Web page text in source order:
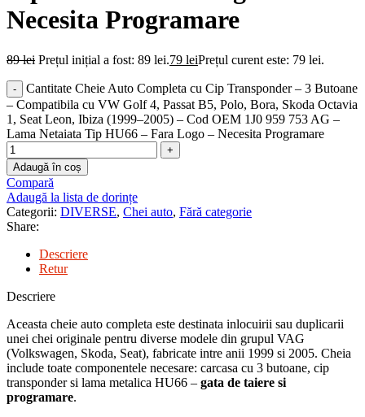
Necesita Programare
89lei Prețul inițial a fost: 89 lei.79 leiPrețul curent este: 79 lei.
Cantitate Cheie Auto Completa cu Cip Transponder – 3 Butoane
– Compatibila cu VW Golf 4, Passat B5, Polo, Bora, Skoda Octavia
1, Seat Leon, Ibiza (1999–2005) – Cod OEM 1J0 959 753 AG –
Lama Netaiata Tip HU66 – Fara Logo – Necesita Programare
Adaugă în coș
Compară
Adaugă la lista de dorințe
Categorii: DIVERSE, Chei auto, Fără categorie
Share:
Descriere
Retur
Descriere
Aceasta cheie auto completa este destinata inlocuirii sau duplicarii
unei chei originale pentru diverse modele din grupul VAG
(Volkswagen, Skoda, Seat), fabricate intre anii 1999 si 2005. Cheia
include toate componentele necesare: carcasa cu 3 butoane, cip
transponder si lama metalica HU66 – gata de taiere si
programare.